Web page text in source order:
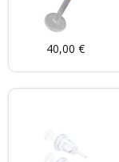
40,00 €